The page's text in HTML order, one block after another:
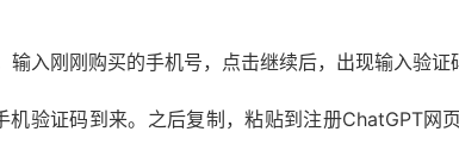
入刚刚购买的手机号，点击继续后，出现输入验证
机验证码到来。之后复制，粘贴到注册ChatGPT网